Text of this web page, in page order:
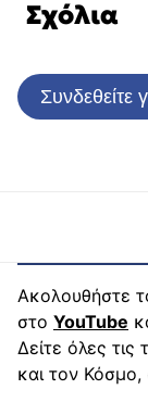
Σχόλια
Συνδεθείτε
Ακολουθήστε
στο YouTube
Δείτε όλες τις
και τον Κόσμο,